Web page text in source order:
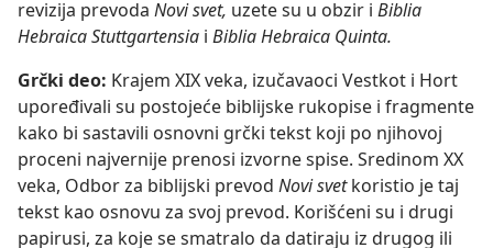
revizija prevoda Novi svet, uzete su u obzir i Biblia
Hebraica Stuttgartensia i Biblia Hebraica Quinta.
Grčki deo: Krajem XIX veka, izučavaoci Vestkot i Hort
upoređivali su postojeće biblijske rukopise i fragmente
kako bi sastavili osnovni grčki tekst koji po njihovoj
proceni najvernije prenosi izvorne spise. Sredinom XX
veka, Odbor za biblijski prevod Novi svetkoristio je taj
tekst kao osnovu za svoj prevod. Korišćeni su i drugi
papirusi, za koje se smatralo da datiraju iz drugog ili